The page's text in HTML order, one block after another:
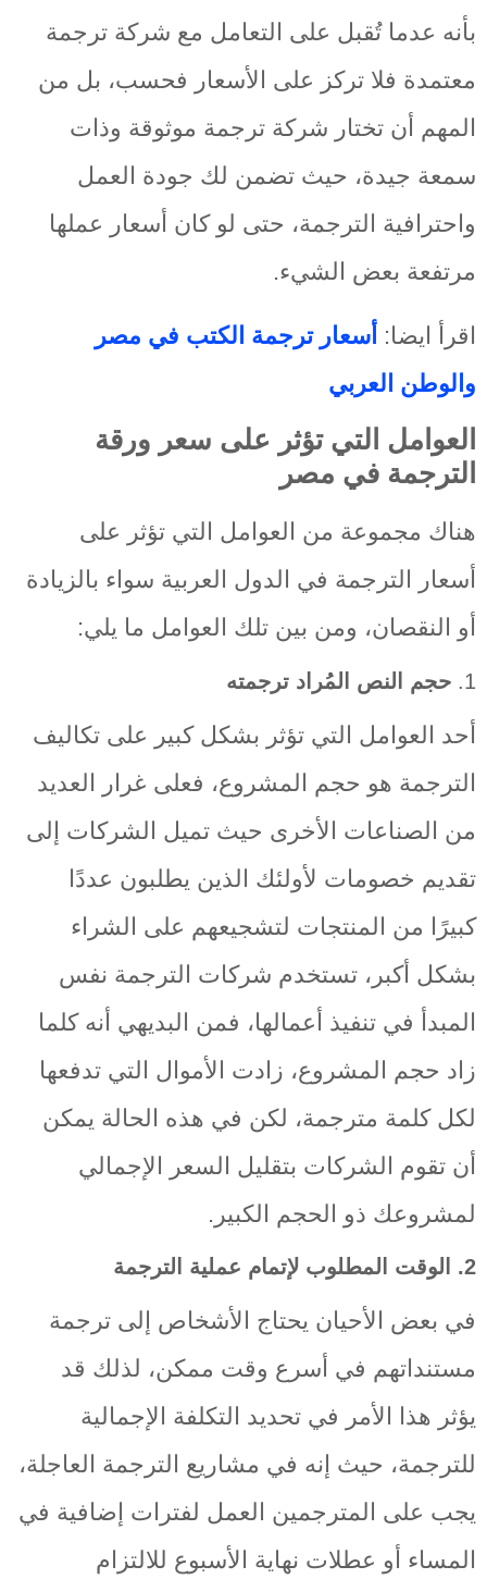
بأنه عدما تُقبل على التعامل مع شركة ترجمة
معتمدة فلا تركز على الأسعار فحسب، بل من
المهم أن تختار شركة ترجمة موثوقة وذات
سمعة جيدة، حيث تضمن لك جودة العمل
واحترافية الترجمة، حتى لو كان أسعار عملها
مرتفعة بعض الشيء.
اقرأ ايضا:أسعار ترجمة الكتب في مصر
والوطن العربي
العوامل التي تؤثر على سعر ورقة
الترجمة في مصر
هناك مجموعة من العوامل التي تؤثر على
أسعار الترجمة في الدول العربية سواء بالزيادة
أو النقصان، ومن بين تلك العوامل ما يلي:
1. حجم النص المُراد ترجمته
أحد العوامل التي تؤثر بشكل كبير على تكاليف
الترجمة هو حجم المشروع، فعلى غرار العديد
من الصناعات الأخرى حيث تميل الشركات إلى
تقديم خصومات لأولئك الذين يطلبون عددًا
كبيرًا من المنتجات لتشجيعهم على الشراء
بشكل أكبر، تستخدم شركات الترجمة نفس
المبدأ في تنفيذ أعمالها، فمن البديهي أنه كلما
زاد حجم المشروع، زادت الأموال التي تدفعها
لكل كلمة مترجمة، لكن في هذه الحالة يمكن
أن تقوم الشركات بتقليل السعر الإجمالي
لمشروعك ذو الحجم الكبير.
2. الوقت المطلوب لإتمام عملية الترجمة
في بعض الأحيان يحتاج الأشخاص إلى ترجمة
مستنداتهم في أسرع وقت ممكن، لذلك قد
يؤثر هذا الأمر في تحديد التكلفة الإجمالية
للترجمة، حيث إنه في مشاريع الترجمة العاجلة،
يجب على المترجمين العمل لفترات إضافية في
المساء أو عطلات نهاية الأسبوع للالتزام